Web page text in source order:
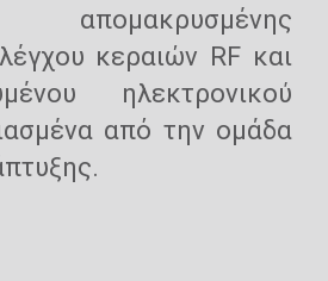
κεραιών RF και
ηλεκτρονικού
από την ομάδα